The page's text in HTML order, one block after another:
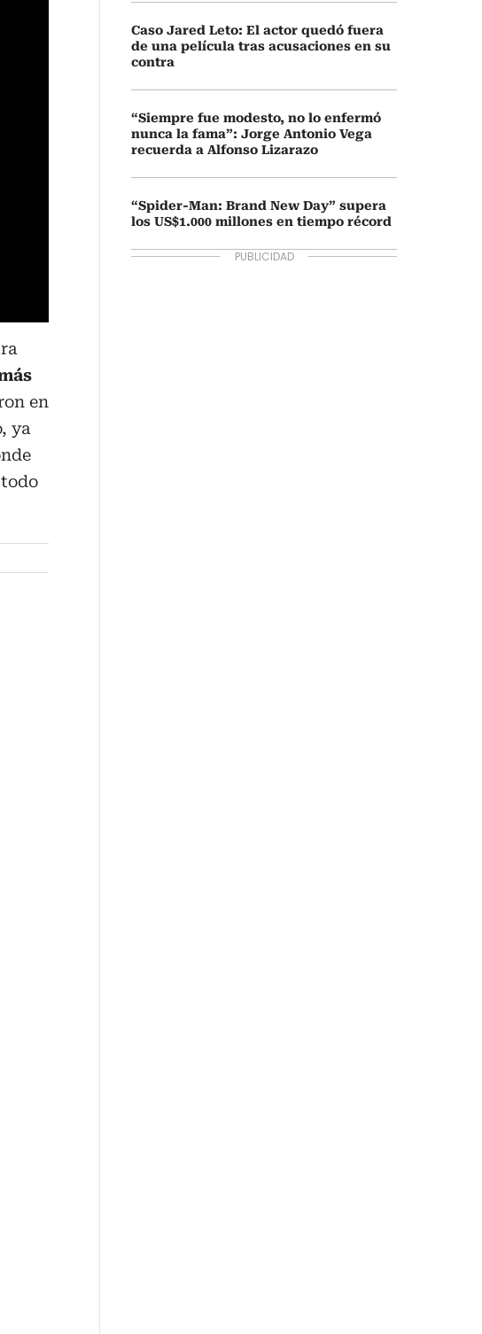
en
ya
Caso Jared Leto: El actor quedó fuera
de una película tras acusaciones en su
contra
“Siempre fue modesto, no lo enfermó
nunca la fama”: Jorge Antonio Vega
recuerda a Alfonso Lizarazo
“Spider-Man: Brand New Day” supera
los US$1.000 millones en tiempo récord